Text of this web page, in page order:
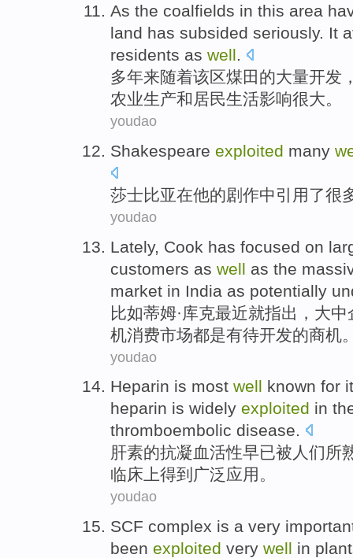
As the coalfields in this area
land has subsided seriously. It
residents as well.
多年来随着该区煤田的大量开发
农业生产和 居民生活影响很大。
youdao
Shakespeare exploited many
莎士比亚在他的剧作中引用了很
youdao
Lately, Cook has focused on
customers as well as the
market in India as potentially
比如蒂姆· 库克最近就指出，大中
机消费市场都是有待开发的商机
youdao
Heparin is most well known for
heparin is widely exploited in
thromboembolic disease.
肝素的抗凝血活性早已被人们所
临床上得到广泛应用 。
youdao
SCF complex is a very
been exploited very well in